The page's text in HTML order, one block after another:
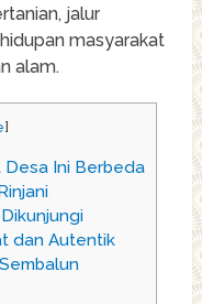
jalur
masyarakat
alam.
]
Desa Ini Berbeda
dan Autentik